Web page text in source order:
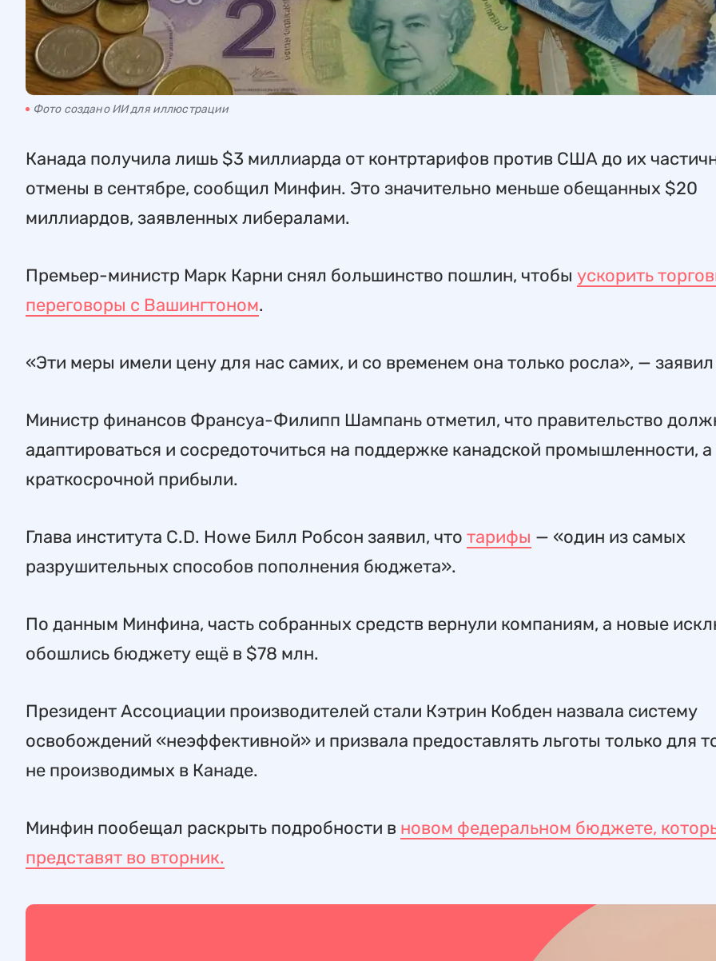
Фото создано ИИ для иллюстрации
Канада получила лишь $3 миллиарда от контртарифов против США до их
отмены в сентябре, сообщил Минфин. Это значительно меньше обещанных $20
миллиардов, заявленных либералами.
Премьер-министр Марк Карни снял большинство пошлин, чтобы ускорить
переговоры с Вашингтоном.
«Эти меры имели цену для нас самих, и со временем она только росла», —
Министр финансов Франсуа-Филипп Шампань отметил, что правительство
адаптироваться и сосредоточиться на поддержке канадской промышленности, а
краткосрочной прибыли.
Глава института C.D. Howe Билл Робсон заявил, что тарифы — «один из самых
разрушительных способов пополнения бюджета».
По данным Минфина, часть собранных средств вернули компаниям, а новые
обошлись бюджету ещё в $78 млн.
Президент Ассоциации производителей стали Кэтрин Кобден назвала систему
освобождений «неэффективной» и призвала предоставлять льготы только для
не производимых в Канаде.
Минфин пообещал раскрыть подробности в новом федеральном бюджете,
представят во вторник.